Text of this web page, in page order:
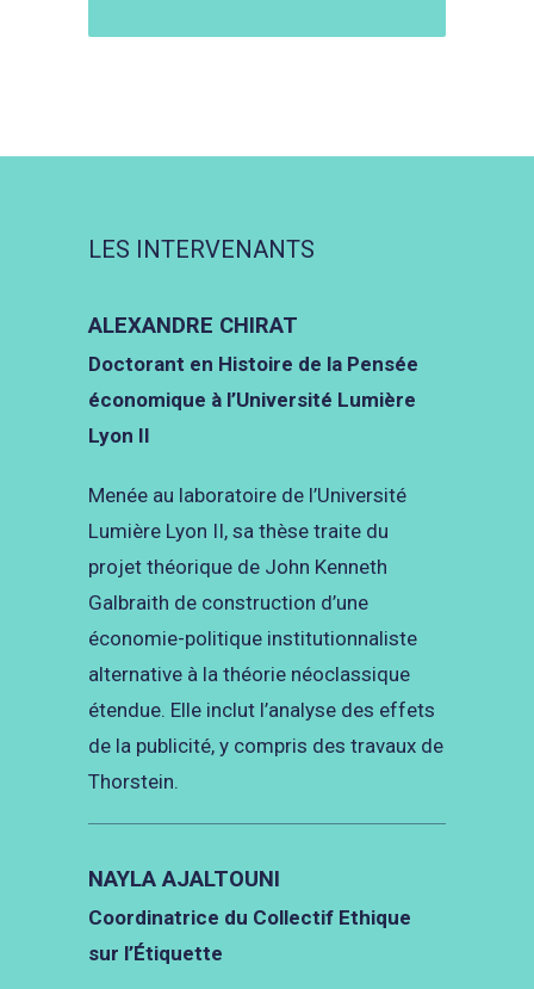
LES INTERVENANTS
ALEXANDRE CHIRAT
Doctorant en Histoire de la Pensée
économique à l’Université Lumière
Lyon II
Menée au laboratoire de l’Université
Lumière Lyon II, sa thèse traite du
projet théorique de John Kenneth
Galbraith de construction d’une
économie-politique institutionnaliste
alternative à la théorie néoclassique
étendue. Elle inclut l’analyse des effets
de la publicité, y compris des travaux de
Thorstein.
NAYLA AJALTOUNI
Coordinatrice du Collectif Ethique
sur l’Étiquette